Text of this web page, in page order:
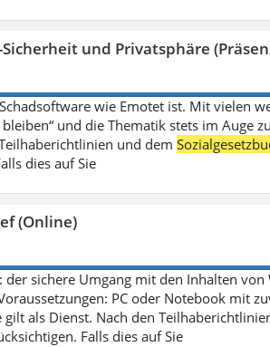
und Privatsphäre
wie Emotet ist. Mit vielen
bleiben“ und die Thematik stets im
und dem
dies auf Sie
(Online)
der sichere Umgang mit den Inhalten
PC oder Notebook mit
gilt als Dienst. Nach den
Falls dies auf Sie